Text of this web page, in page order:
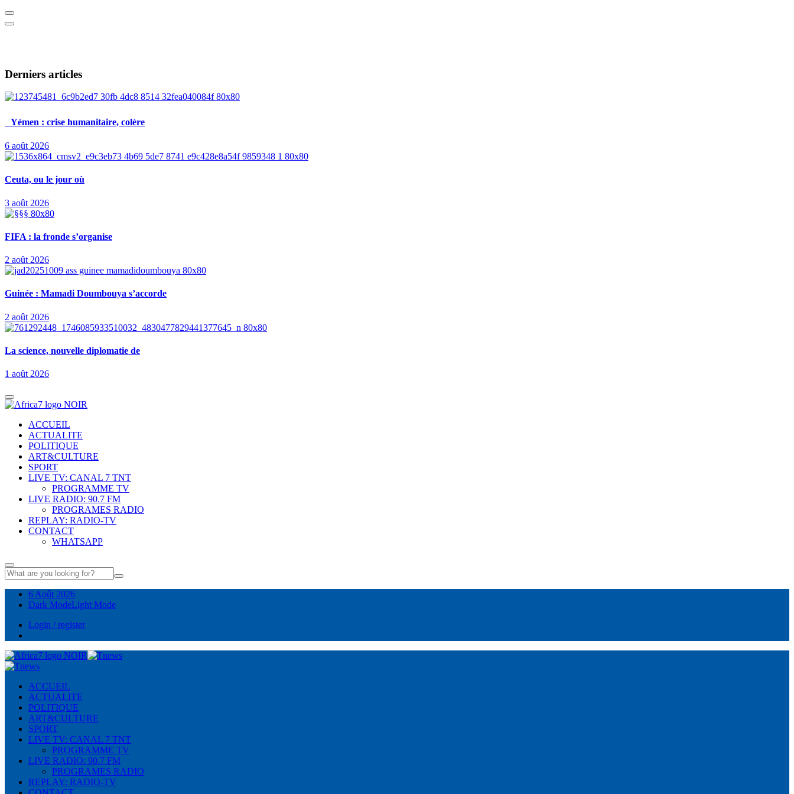
Derniers articles
Yémen : crise humanitaire, colère
6 août 2026
Ceuta, ou le jour où
3 août 2026
FIFA : la fronde s’organise
2 août 2026
Guinée : Mamadi Doumbouya s’accorde
2 août 2026
La science, nouvelle diplomatie de
1 août 2026
ACCUEIL
ACTUALITE
POLITIQUE
ART&CULTURE
SPORT
LIVE TV: CANAL 7 TNT
PROGRAMME TV
LIVE RADIO: 90.7 FM
PROGRAMES RADIO
REPLAY: RADIO-TV
CONTACT
WHATSAPP
6 Août 2026
Dark ModeLight Mode
Login / register
ACCUEIL
ACTUALITE
POLITIQUE
ART&CULTURE
SPORT
LIVE TV: CANAL 7 TNT
PROGRAMME TV
LIVE RADIO: 90.7 FM
PROGRAMES RADIO
REPLAY: RADIO-TV